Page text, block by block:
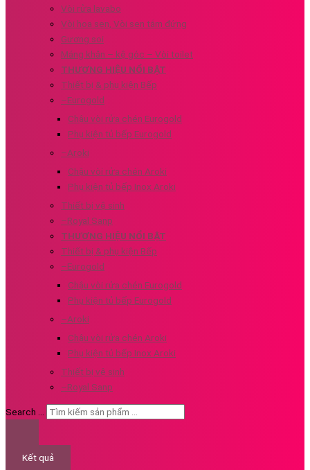
Vòi rửa lavabo
Vòi hoa sen, Vòi sen tắm đứng
Gương soi
Máng khăn – kệ góc – Vòi toilet
THƯƠNG HIỆU NỔI BẬT
Thiết bị & phụ kiện Bếp
–Eurogold
Chậu vòi rửa chén Eurogold
Phụ kiện tủ bếp Eurogold
–Aroki
Chậu vòi rửa chén Aroki
Phụ kiện tủ bếp Inox Aroki
Thiết bị vệ sinh
–Royal Sanp
THƯƠNG HIỆU NỔI BẬT
Thiết bị & phụ kiện Bếp
–Eurogold
Chậu vòi rửa chén Eurogold
Phụ kiện tủ bếp Eurogold
–Aroki
Chậu vòi rửa chén Aroki
Phụ kiện tủ bếp Inox Aroki
Thiết bị vệ sinh
–Royal Sanp
Search ...
Kết quả